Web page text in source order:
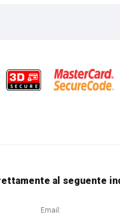
al seguente
Email: